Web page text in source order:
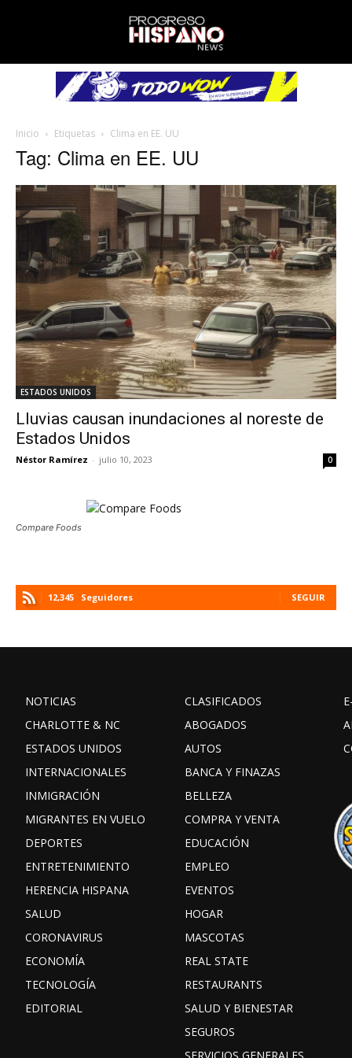
Inicio Etiquetas Clima en EE. UU
Tag: Clima en EE. UU
ESTADOS UNIDOS
Lluvias causan inundaciones al noreste de
Estados Unidos
Néstor Ramírez - julio 10, 2023 0
Compare Foods
12,345 Seguidores SEGUIR
NOTICIAS
CHARLOTTE & NC
ESTADOS UNIDOS
INTERNACIONALES
INMIGRACIÓN
MIGRANTES EN VUELO
DEPORTES
ENTRETENIMIENTO
HERENCIA HISPANA
SALUD
CORONAVIRUS
ECONOMÍA
TECNOLOGÍA
EDITORIAL
CLASIFICADOS
ABOGADOS
AUTOS
BANCA Y FINAZAS
BELLEZA
COMPRA Y VENTA
EDUCACIÓN
EMPLEO
EVENTOS
HOGAR
MASCOTAS
REAL STATE
RESTAURANTS
SALUD Y BIENESTAR
SEGUROS